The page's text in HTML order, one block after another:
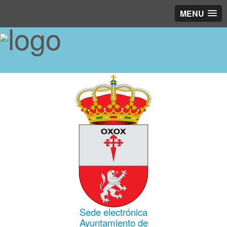
MENU
Sede electrónica
Ayuntamiento de